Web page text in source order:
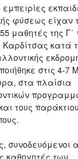
φύσεως είχαν
μαθητές της Γ΄
Καρδίτσας κατά
στις 4-7
στα πλαίσια
τους
συνοδευόμενοι
καθηγητές των